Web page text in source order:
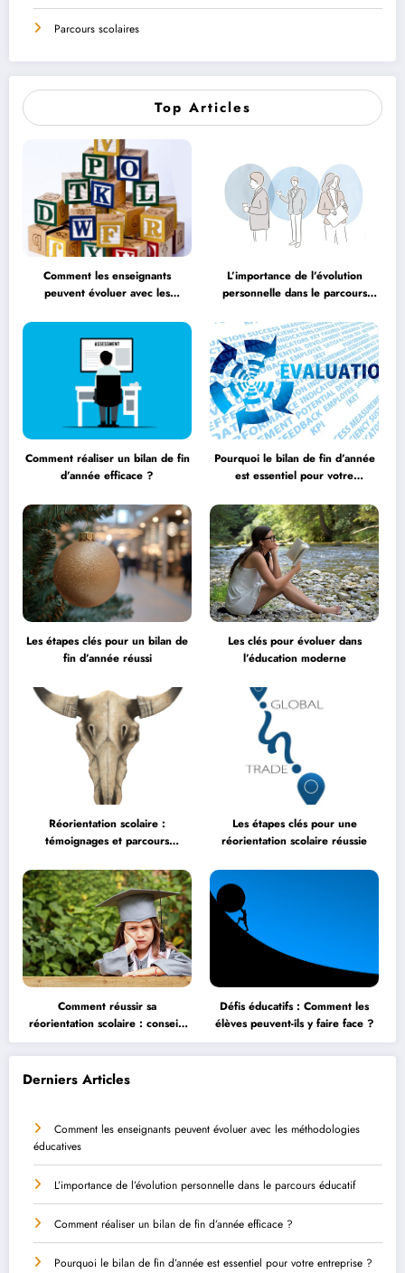
Parcours scolaires
Top Articles
Comment les enseignants
peuvent évoluer avec les
L’importance de l’évolution
personnelle dans le parcours
Comment réaliser un bilan de fin
d’année efficace ?
Pourquoi le bilan de fin d’année
est essentiel pour votre
Les étapes clés pour un bilan de
fin d’année réussi
Les clés pour évoluer dans
l’éducation moderne
Réorientation scolaire :
témoignages et parcours
Les étapes clés pour une
réorientation scolaire réussie
Comment réussir sa
réorientation scolaire : conseils
et astuces
Défis éducatifs : Comment les
élèves peuvent-ils y faire face ?
Derniers Articles
Comment les enseignants peuvent évoluer avec les méthodologies
éducatives
L’importance de l’évolution personnelle dans le parcours éducatif
Comment réaliser un bilan de fin d’année efficace ?
Pourquoi le bilan de fin d’année est essentiel pour votre entreprise ?